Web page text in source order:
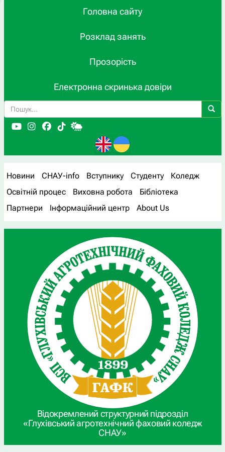
Головна сайту
Розклад занять
Прозорість
Електронна скринька довіри
Новини СНАУ-info Вступнику Студенту
Коледж
Освітній процес
Виховна робота
Бібліотека
Партнери
Інформаційний центр About Us
Відокремлений структурний підрозділ
«Глухівський агротехнічний фаховий коледж
СНАУ»